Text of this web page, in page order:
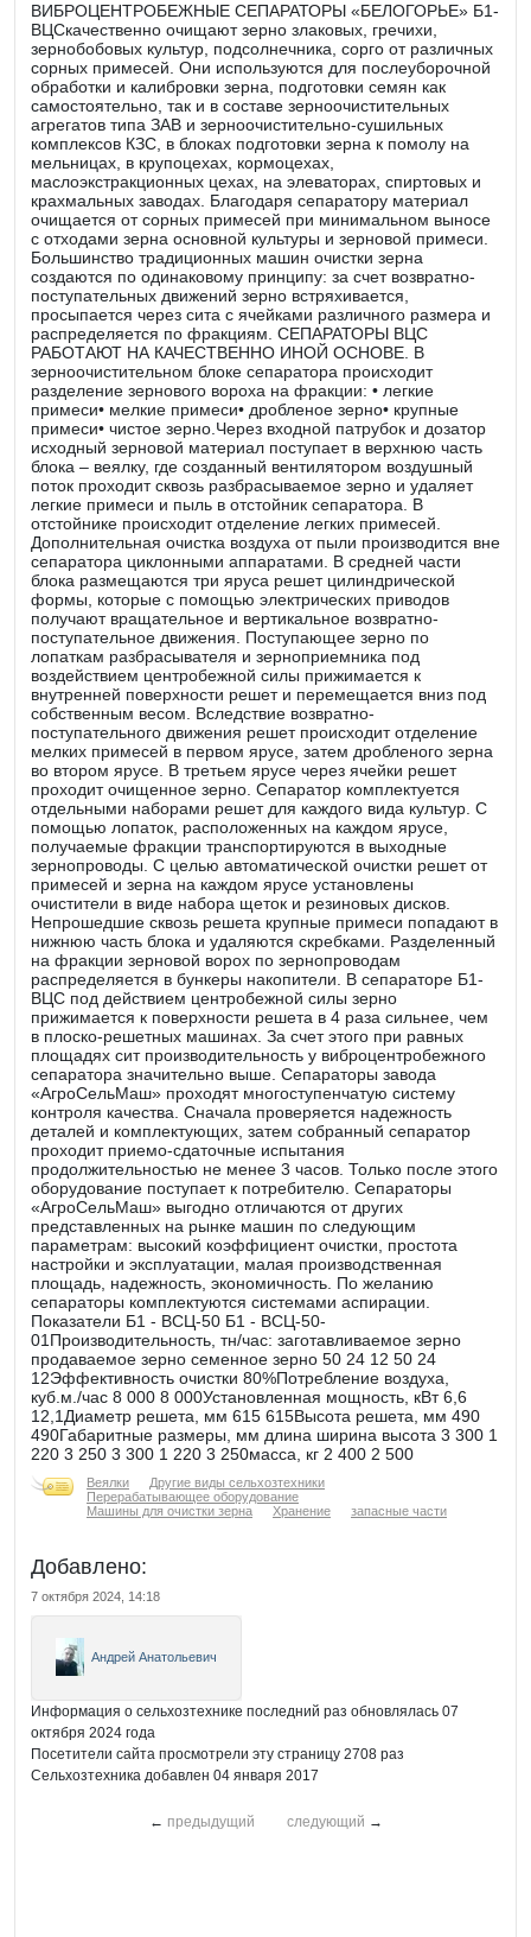
ВИБРОЦЕНТРОБЕЖНЫЕ СЕПАРАТОРЫ «БЕЛОГОРЬЕ» Б1-
ВЦСкачественно очищают зерно злаковых, гречихи,
зернобобовых культур, подсолнечника, сорго от различных
сорных примесей. Они используются для послеуборочной
обработки и калибровки зерна, подготовки семян как
самостоятельно, так и в составе зерноочистительных
агрегатов типа ЗАВ и зерноочистительно-сушильных
комплексов КЗС, в блоках подготовки зерна к помолу на
мельницах, в крупоцехах, кормоцехах,
маслоэкстракционных цехах, на элеваторах, спиртовых и
крахмальных заводах. Благодаря сепаратору материал
очищается от сорных примесей при минимальном выносе
с отходами зерна основной культуры и зерновой примеси.
Большинство традиционных машин очистки зерна
создаются по одинаковому принципу: за счет возвратно-
поступательных движений зерно встряхивается,
просыпается через сита с ячейками различного размера и
распределяется по фракциям. СЕПАРАТОРЫ ВЦС
РАБОТАЮТ НА КАЧЕСТВЕННО ИНОЙ ОСНОВЕ. В
зерноочистительном блоке сепаратора происходит
разделение зернового вороха на фракции: • легкие
примеси• мелкие примеси• дробленое зерно• крупные
примеси• чистое зерно.Через входной патрубок и дозатор
исходный зерновой материал поступает в верхнюю часть
блока – веялку, где созданный вентилятором воздушный
поток проходит сквозь разбрасываемое зерно и удаляет
легкие примеси и пыль в отстойник сепаратора. В
отстойнике происходит отделение легких примесей.
Дополнительная очистка воздуха от пыли производится вне
сепаратора циклонными аппаратами. В средней части
блока размещаются три яруса решет цилиндрической
формы, которые с помощью электрических приводов
получают вращательное и вертикальное возвратно-
поступательное движения. Поступающее зерно по
лопаткам разбрасывателя и зерноприемника под
воздействием центробежной силы прижимается к
внутренней поверхности решет и перемещается вниз под
собственным весом. Вследствие возвратно-
поступательного движения решет происходит отделение
мелких примесей в первом ярусе, затем дробленого зерна
во втором ярусе. В третьем ярусе через ячейки решет
проходит очищенное зерно. Сепаратор комплектуется
отдельными наборами решет для каждого вида культур. С
помощью лопаток, расположенных на каждом ярусе,
получаемые фракции транспортируются в выходные
зернопроводы. С целью автоматической очистки решет от
примесей и зерна на каждом ярусе установлены
очистители в виде набора щеток и резиновых дисков.
Непрошедшие сквозь решета крупные примеси попадают в
нижнюю часть блока и удаляются скребками. Разделенный
на фракции зерновой ворох по зернопроводам
распределяется в бункеры накопители. В сепараторе Б1-
ВЦС под действием центробежной силы зерно
прижимается к поверхности решета в 4 раза сильнее, чем
в плоско-решетных машинах. За счет этого при равных
площадях сит производительность у виброцентробежного
сепаратора значительно выше. Сепараторы завода
«АгроСельМаш» проходят многоступенчатую систему
контроля качества. Сначала проверяется надежность
деталей и комплектующих, затем собранный сепаратор
проходит приемо-сдаточные испытания
продолжительностью не менее 3 часов. Только после этого
оборудование поступает к потребителю. Сепараторы
«АгроСельМаш» выгодно отличаются от других
представленных на рынке машин по следующим
параметрам: высокий коэффициент очистки, простота
настройки и эксплуатации, малая производственная
площадь, надежность, экономичность. По желанию
сепараторы комплектуются системами аспирации.
Показатели Б1 - ВСЦ-50 Б1 - ВСЦ-50-
01Производительность, тн/час: заготавливаемое зерно
продаваемое зерно семенное зерно 50 24 12 50 24
12Эффективность очистки 80%Потребление воздуха,
куб.м./час 8 000 8 000Установленная мощность, кВт 6,6
12,1Диаметр решета, мм 615 615Высота решета, мм 490
490Габаритные размеры, мм длина ширина высота 3 300 1
220 3 250 3 300 1 220 3 250масса, кг 2 400 2 500
Веялки
Другие виды сельхозтехники
Перерабатывающее оборудование
Машины для очистки зерна
Хранение запасные части
Добавлено:
7 октября 2024, 14:18
Андрей Анатольевич
Информация о сельхозтехнике последний раз обновлялась 07
октября 2024 года
Посетители сайта просмотрели эту страницу 2708 раз
Сельхозтехника добавлен 04 января 2017
← предыдущий следующий →